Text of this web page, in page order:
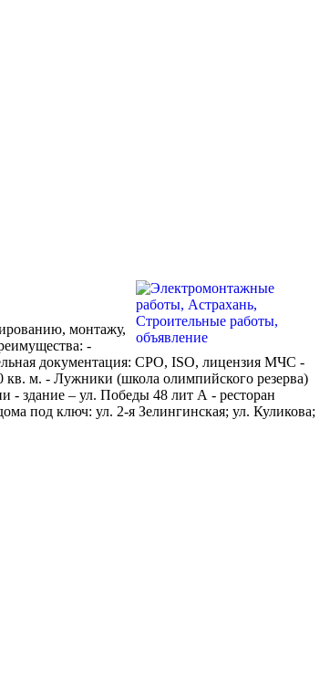
монтажу,
-
документация: СРО, ISO, лицензия МЧС -
м. - Лужники (школа олимпийского резерва)
- здание – ул. Победы 48 лит А - ресторан
под ключ: ул. 2-я Зелингинская; ул. Куликова;